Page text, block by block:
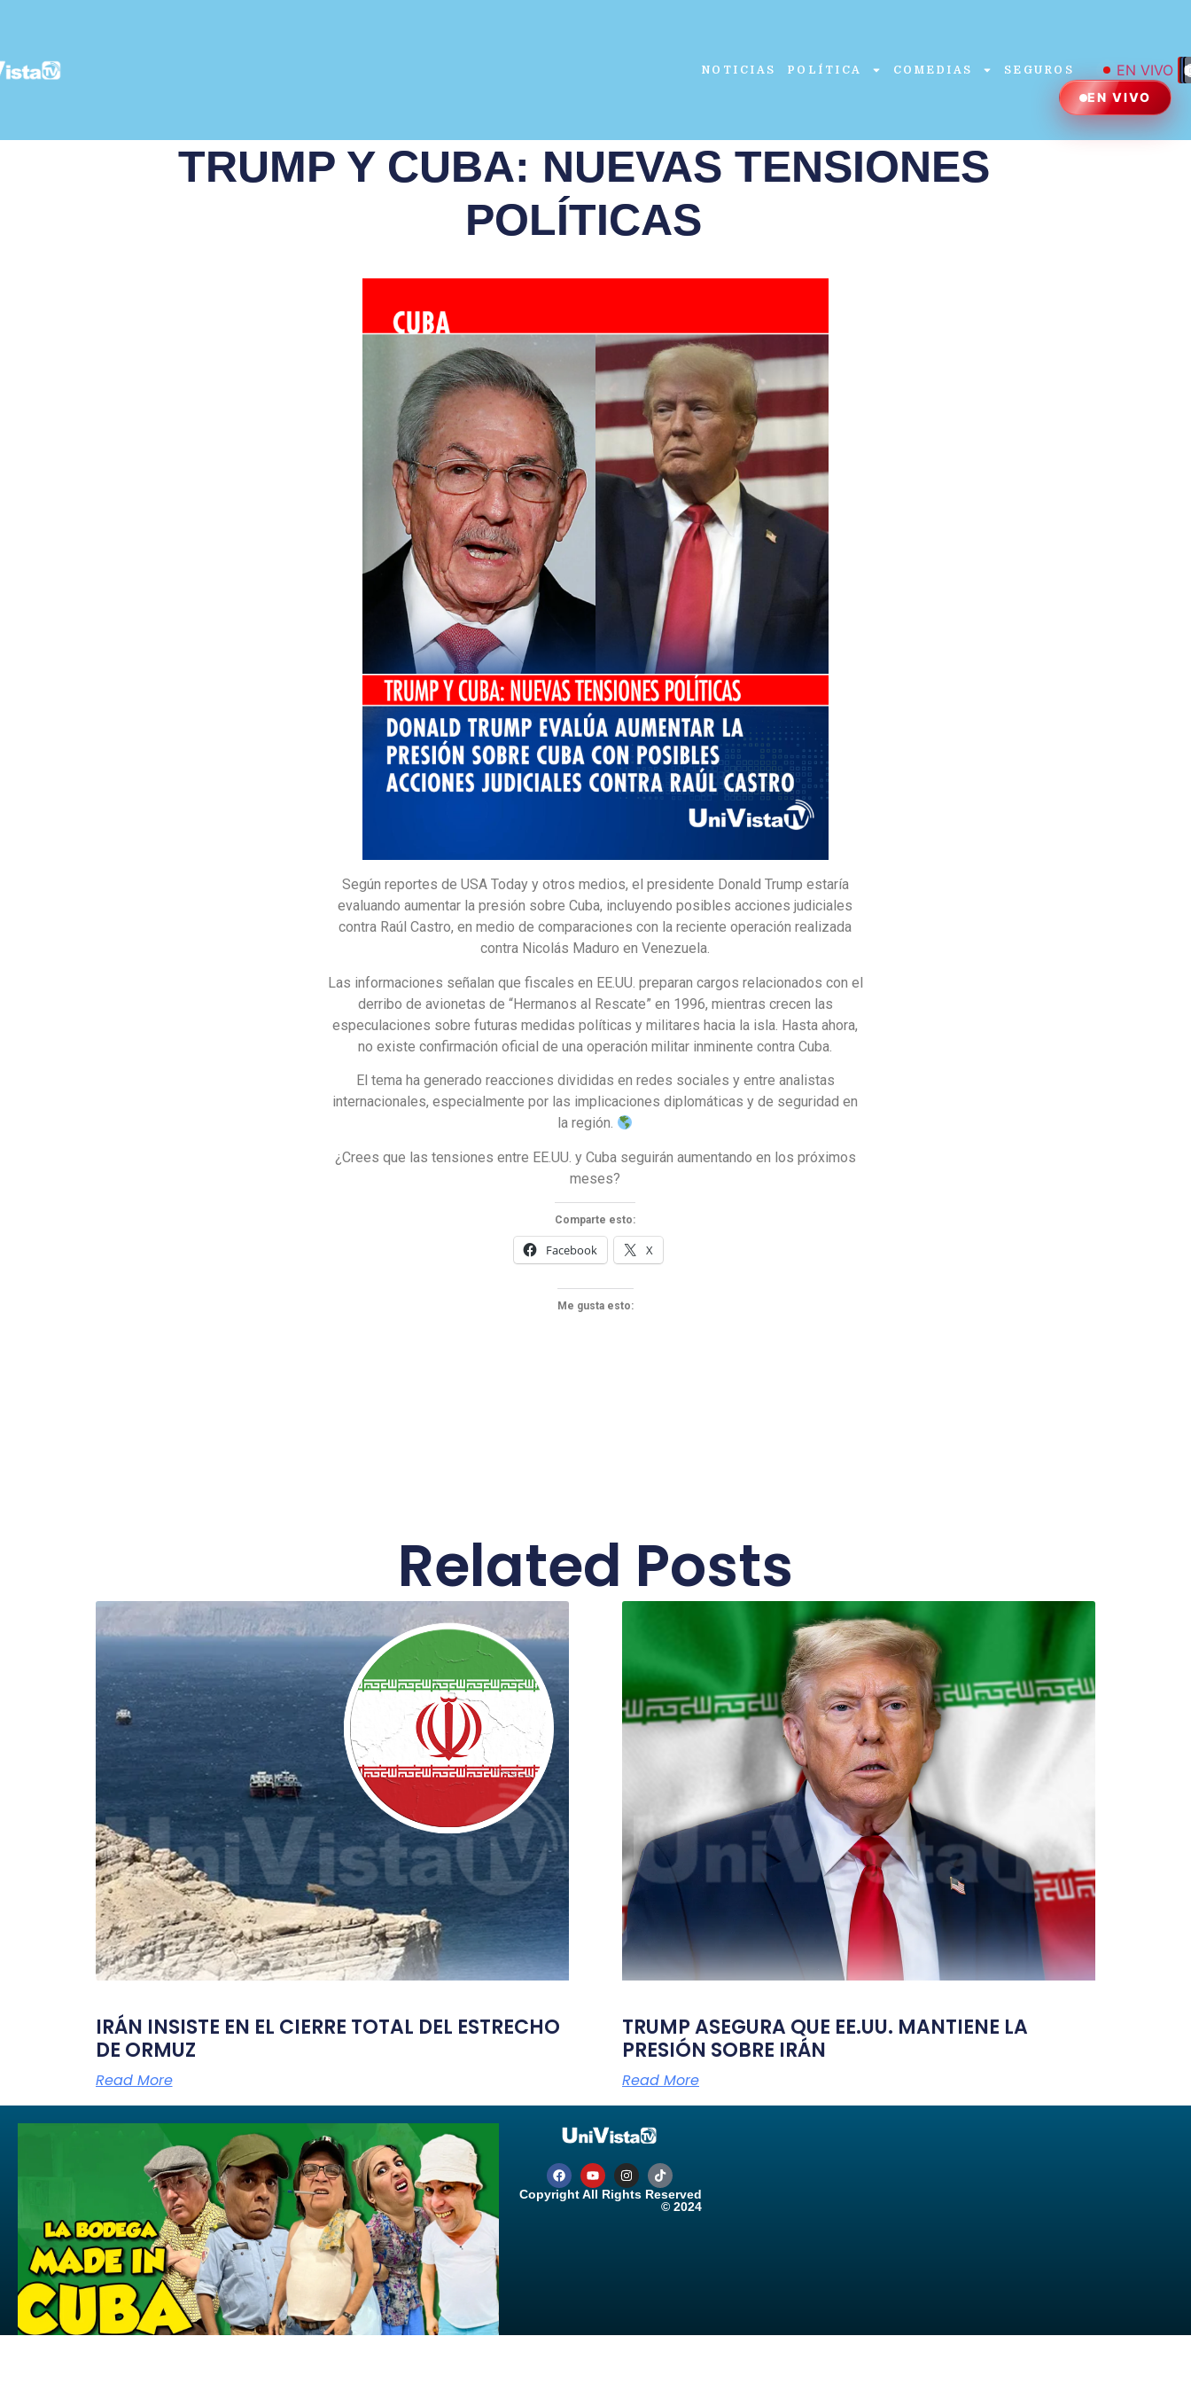
NOTICIAS POLÍTICA COMEDIAS SEGUROS EN VIVO
TRUMP Y CUBA: NUEVAS TENSIONES
POLÍTICAS
Según reportes de USA Today y otros medios, el presidente Donald Trump estaría
evaluando aumentar la presión sobre Cuba, incluyendo posibles acciones judiciales
contra Raúl Castro, en medio de comparaciones con la reciente operación realizada
contra Nicolás Maduro en Venezuela.
Las informaciones señalan que fiscales en EE.UU. preparan cargos relacionados con el
derribo de avionetas de “Hermanos al Rescate” en 1996, mientras crecen las
especulaciones sobre futuras medidas políticas y militares hacia la isla. Hasta ahora,
no existe confirmación oficial de una operación militar inminente contra Cuba.
El tema ha generado reacciones divididas en redes sociales y entre analistas
internacionales, especialmente por las implicaciones diplomáticas y de seguridad en
la región.
¿Crees que las tensiones entre EE.UU. y Cuba seguirán aumentando en los próximos
meses?
Comparte esto:
Facebook X
Me gusta esto:
Related Posts
IRÁN INSISTE EN EL CIERRE TOTAL DEL ESTRECHO
DE ORMUZ
Read More
TRUMP ASEGURA QUE EE.UU. MANTIENE LA
PRESIÓN SOBRE IRÁN
Read More
Copyright All Rights Reserved
© 2024
EN VIVO